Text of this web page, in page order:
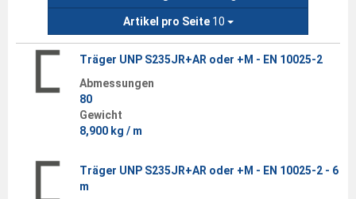
Artikel pro Seite 10
Träger UNP S235JR+AR oder +M - EN 10025-2
Abmessungen
80
Gewicht
8,900 kg / m
Träger UNP S235JR+AR oder +M - EN 10025-2 - 6
m